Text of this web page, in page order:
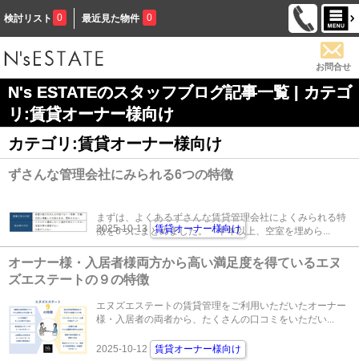
検討リスト 0 最近見た物件 0
お問合せ
N's ESTATEのスタッフブログ記事一覧 | カテゴ
リ:賃貸オーナー様向け
カテゴリ:賃貸オーナー様向け
ずさんな管理会社にみられる6つの特徴
まずは、よくあるずさんな賃貸管理会社によくみられる特
徴を6つにまとめました。・半年以上、空室を埋めら...
2025-10-13 賃貸オーナー様向け
オーナー様・入居者様両方から高い満足度を得ているエヌ
ズエステートの９の特徴
エヌズエステートの賃貸管理をご利用いただいたオーナー
様・入居者の両者から、たくさんの口コミをいただい...
2025-10-12 賃貸オーナー様向け